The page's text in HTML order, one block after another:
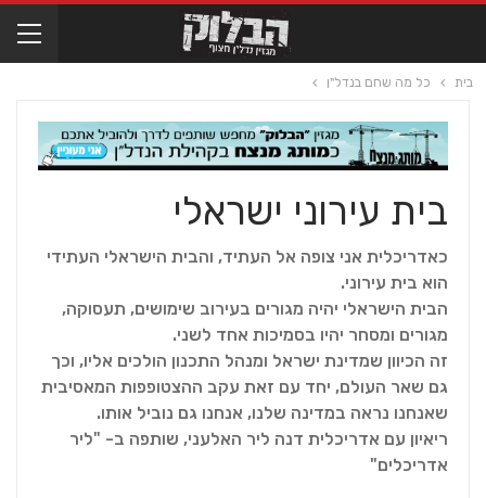
בית כל מה שחם בנדל"ן
בית עירוני ישראלי
כאדריכלית אני צופה אל העתיד, והבית הישראלי העתידי
הוא בית עירוני.
הבית הישראלי יהיה מגורים בעירוב שימושים, תעסוקה,
מגורים ומסחר יהיו בסמיכות אחד לשני.
זה הכיוון שמדינת ישראל ומנהל התכנון הולכים אליו, וכך
גם שאר העולם, יחד עם זאת עקב ההצטופפות המאסיבית
שאנחנו נראה במדינה שלנו, אנחנו גם נוביל אותו.
ריאיון עם אדריכלית דנה ליר האלעני, שותפה ב- "ליר
אדריכלים"